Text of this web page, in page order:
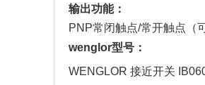
输出功能：
PNP常闭触点/常开触点（
wenglor型号：
WENGLOR 接近开关